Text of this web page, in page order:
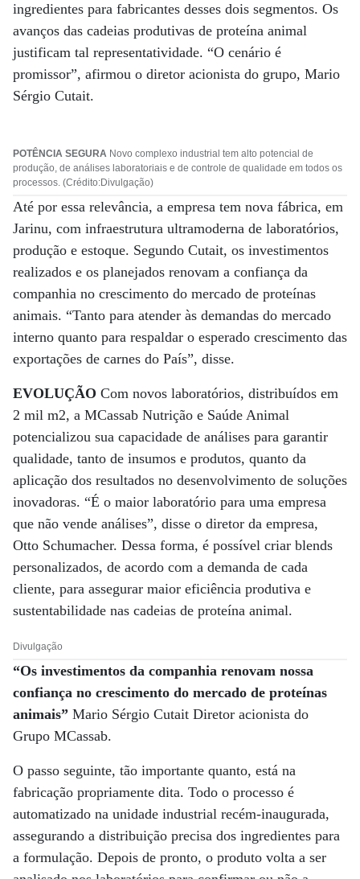
ingredientes para fabricantes desses dois segmentos. Os
avanços das cadeias produtivas de proteína animal
justificam tal representatividade. “O cenário é
promissor”, afirmou o diretor acionista do grupo, Mario
Sérgio Cutait.
POTÊNCIA SEGURA Novo complexo industrial tem alto potencial de
produção, de análises laboratoriais e de controle de qualidade em todos os
processos. (Crédito:Divulgação)
Até por essa relevância, a empresa tem nova fábrica, em
Jarinu, com infraestrutura ultramoderna de laboratórios,
produção e estoque. Segundo Cutait, os investimentos
realizados e os planejados renovam a confiança da
companhia no crescimento do mercado de proteínas
animais. “Tanto para atender às demandas do mercado
interno quanto para respaldar o esperado crescimento das
exportações de carnes do País”, disse.
EVOLUÇÃO Com novos laboratórios, distribuídos em
2 mil m2, a MCassab Nutrição e Saúde Animal
potencializou sua capacidade de análises para garantir
qualidade, tanto de insumos e produtos, quanto da
aplicação dos resultados no desenvolvimento de soluções
inovadoras. “É o maior laboratório para uma empresa
que não vende análises”, disse o diretor da empresa,
Otto Schumacher. Dessa forma, é possível criar blends
personalizados, de acordo com a demanda de cada
cliente, para assegurar maior eficiência produtiva e
sustentabilidade nas cadeias de proteína animal.
Divulgação
“Os investimentos da companhia renovam nossa
confiança no crescimento do mercado de proteínas
animais” Mario Sérgio Cutait Diretor acionista do
Grupo MCassab.
O passo seguinte, tão importante quanto, está na
fabricação propriamente dita. Todo o processo é
automatizado na unidade industrial recém-inaugurada,
assegurando a distribuição precisa dos ingredientes para
a formulação. Depois de pronto, o produto volta a ser